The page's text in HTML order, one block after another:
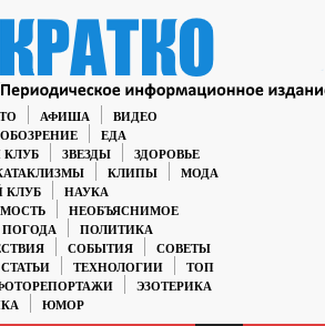
АФИША
ВИДЕО
ЕДА
ЗВЕЗДЫ
ЗДОРОВЬЕ
КЛИПЫ
МОДА
КЛУБ
НАУКА
НЕОБЪЯСНИМОЕ
ПОГОДА
ПОЛИТИКА
СОБЫТИЯ
СОВЕТЫ
СТАТЬИ ТЕХНОЛОГИИ
ТОП
ЭЗОТЕРИКА
ЮМОР